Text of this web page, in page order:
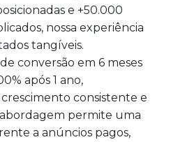
e +50.000
nossa experiência
tangíveis.
conversão em 6 meses
após 1 ano,
consistente e
permite uma
a anúncios pagos,